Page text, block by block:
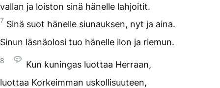
vallan ja loiston sinä hänelle lahjoitit.
7 Sinä suot hänelle siunauksen, nyt ja aina.
Sinun läsnäolosi tuo hänelle ilon ja riemun.
8
Kun kuningas luottaa Herraan,
luottaa Korkeimman uskollisuuteen,